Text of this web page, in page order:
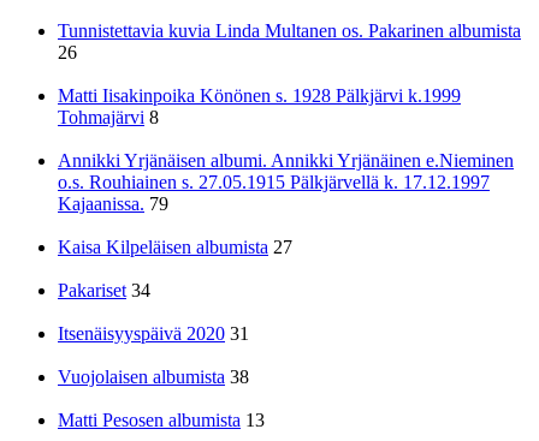
Tunnistettavia kuvia Linda Multanen os. Pakarinen albumista
26
Matti Iisakinpoika Könönen s. 1928 Pälkjärvi k.1999
Tohmajärvi 8
Annikki Yrjänäisen albumi. Annikki Yrjänäinen e.Nieminen
o.s. Rouhiainen s. 27.05.1915 Pälkjärvellä k. 17.12.1997
Kajaanissa. 79
Kaisa Kilpeläisen albumista 27
Pakariset 34
Itsenäisyyspäivä 2020 31
Vuojolaisen albumista 38
Matti Pesosen albumista 13